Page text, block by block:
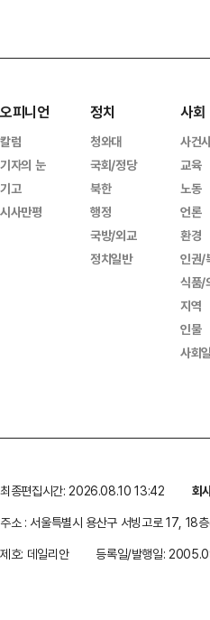
오피니언
칼럼
기자의 눈
기고
시사만평
정치
청와대
국회/정당
북한
행정
국방/외교
정치일반
사회
사건
교육
노동
언론
환경
인권/
식품/
지역
인물
사회
최종편집시간: 2026.08.10 13:42 회
주소 : 서울특별시 용산구 서빙고로 17, 18
제호: 데일리안
등록일/발행일: